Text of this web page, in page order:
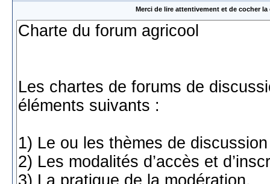
Merci de lire attentivement et de cocher